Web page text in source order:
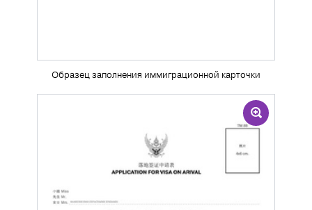
Образец заполнения иммиграционной карточки